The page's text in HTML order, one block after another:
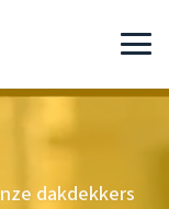
dakdekkers